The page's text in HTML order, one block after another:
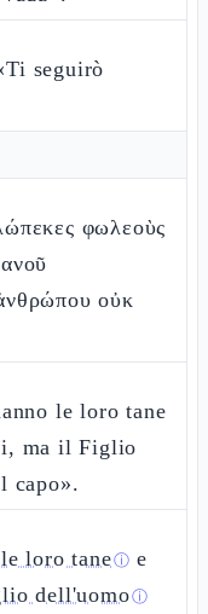
seguirò
φωλεοὺς
οὐκ
le loro tane
ma il Figlio
capo».
loro taneⓘ e
dell'uomoⓘ